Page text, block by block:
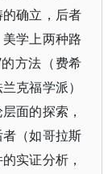
确立，后者
学上两种路
方法（费希
克福学派）
面的探索，
（如哥拉斯
实证分析，